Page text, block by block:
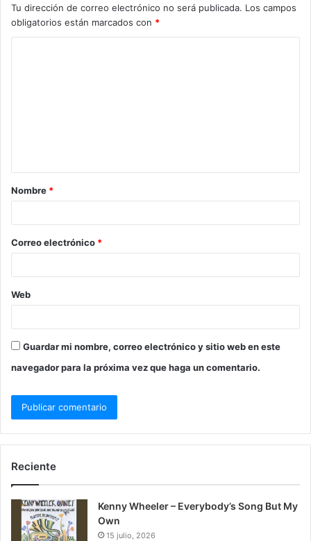
Tu dirección de correo electrónico no será publicada. Los campos
obligatorios están marcados con *
Nombre *
Correo electrónico *
Web
Guardar mi nombre, correo electrónico y sitio web en este
navegador para la próxima vez que haga un comentario.
Reciente
Kenny Wheeler – Everybody’s Song But My
Own
15 julio, 2026